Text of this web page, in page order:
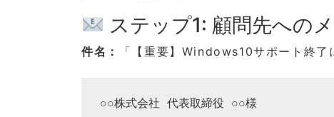
ステップ1: 顧問先への
件名： 「【重要】Windows10サポート終了
○○株式会社 代表取締役 ○○様